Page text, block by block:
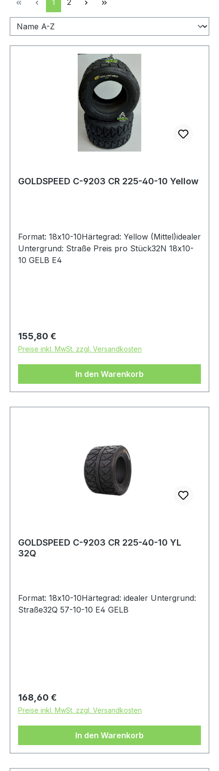
GOLDSPEED C-9203 CR 225-40-10 Yellow
Format: 18x10-10Härtegrad: Yellow (Mittel)idealer
Untergrund: Straße Preis pro Stück32N 18x10-
10 GELB E4
Regulärer Preis:
155,80 €
Preise inkl. MwSt. zzgl. Versandkosten
In den Warenkorb
GOLDSPEED C-9203 CR 225-40-10 YL
32Q
Format: 18x10-10Härtegrad: idealer Untergrund:
Straße32Q 57-10-10 E4 GELB
Regulärer Preis:
168,60 €
Preise inkl. MwSt. zzgl. Versandkosten
In den Warenkorb